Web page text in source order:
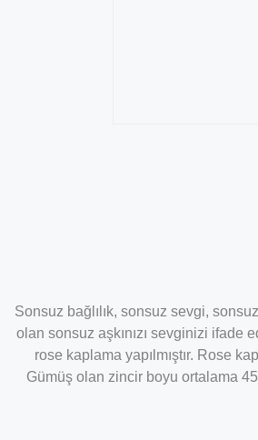
Sonsuz bağlılık, sonsuz sevgi,
olan sonsuz aşkınızı sevginizi ifade
rose kaplama yapılmıştır. Rose
Gümüş olan zincir boyu ortalama